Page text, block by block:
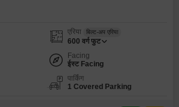
एरिया बिल्ट-अप एरिया
600 वर्ग फुट
Facing
ईस्ट Facing
पार्किंग
1 Covered Parking